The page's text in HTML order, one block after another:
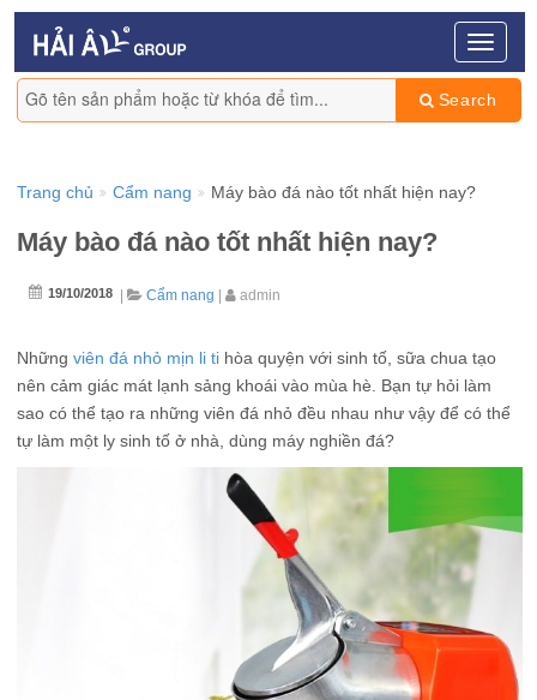
Search
Trang chủ Cẩm nang Máy bào đá nào tốt nhất hiện nay?
Máy bào đá nào tốt nhất hiện nay?
19/10/2018 | Cẩm nang | admin
Những viên đá nhỏ mịn li ti hòa quyện với sinh tố, sữa chua tạo
nên cảm giác mát lạnh sảng khoái vào mùa hè. Bạn tự hỏi làm
sao có thể tạo ra những viên đá nhỏ đều nhau như vậy để có thể
tự làm một ly sinh tố ở nhà, dùng máy nghiền đá?